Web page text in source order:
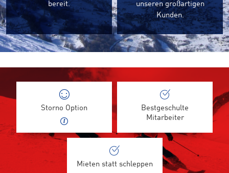
bereit.
unseren großartigen
Kunden.
©
Storno Option
Bestgeschulte
Mitarbeiter
Mieten statt schleppen